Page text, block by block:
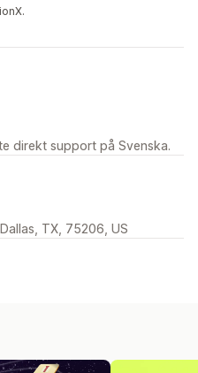
direkt support på Svenska.
TX, 75206, US